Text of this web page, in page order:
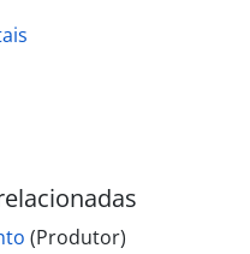
(Produtor)